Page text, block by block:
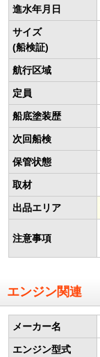
進水年月日
サイズ
(船検証)
航行区域
定員
船底塗装歴
次回船検
保管状態
取材
出品エリア
注意事項
エンジン関連
メーカー名
エンジン型式